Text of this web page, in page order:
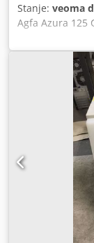
Stanje: veoma
Agfa Azura 125